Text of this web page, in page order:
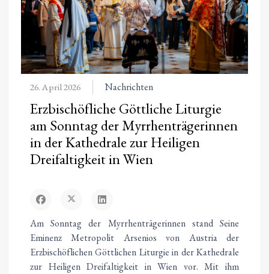
26. April 2026 Nachrichten
Erzbischöfliche Göttliche Liturgie
am Sonntag der Myrrhenträgerinnen
in der Kathedrale zur Heiligen
Dreifaltigkeit in Wien
Am Sonntag der Myrrhenträgerinnen stand Seine
Eminenz Metropolit Arsenios von Austria der
Erzbischöflichen Göttlichen Liturgie in der Kathedrale
zur Heiligen Dreifaltigkeit in Wien vor. Mit ihm